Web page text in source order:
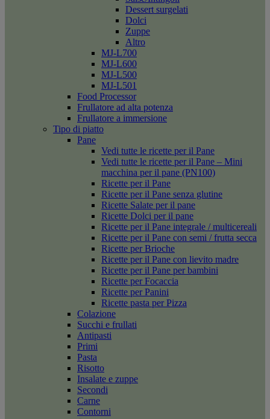
Dessert surgelati
Dolci
Zuppe
Altro
MJ-L700
MJ-L600
MJ-L500
MJ-L501
Food Processor
Frullatore ad alta potenza
Frullatore a immersione
Tipo di piatto
Pane
Vedi tutte le ricette per il Pane
Vedi tutte le ricette per il Pane – Mini
macchina per il pane (PN100)
Ricette per il Pane
Ricette per il Pane senza glutine
Ricette Salate per il pane
Ricette Dolci per il pane
Ricette per il Pane integrale / multicereali
Ricette per il Pane con semi / frutta secca
Ricette per Brioche
Ricette per il Pane con lievito madre
Ricette per il Pane per bambini
Ricette per Focaccia
Ricette per Panini
Ricette pasta per Pizza
Colazione
Succhi e frullati
Antipasti
Primi
Pasta
Risotto
Insalate e zuppe
Secondi
Carne
Contorni